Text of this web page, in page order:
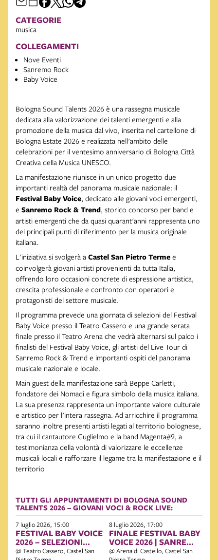
CATEGORIE
musica
COLLEGAMENTI
Nove Eventi
Sanremo Rock
Baby Voice
Bologna Sound Talents 2026 è una rassegna musicale
dedicata alla valorizzazione dei talenti emergenti e alla
promozione della musica dal vivo, inserita nel cartellone di
Bologna Estate 2026 e realizzata nell'ambito delle
celebrazioni per il ventesimo anniversario di Bologna Città
Creativa della Musica UNESCO.
La manifestazione riunisce in un unico progetto due
importanti realtà del panorama musicale nazionale: il
Festival Baby Voice, dedicato alle giovani voci emergenti,
e Sanremo Rock & Trend, storico concorso per band e
artisti emergenti che da quasi quarant'anni rappresenta uno
dei principali punti di riferimento per la musica originale
italiana.
L'iniziativa si svolgerà a Castel San Pietro Terme e
coinvolgerà giovani artisti provenienti da tutta Italia,
offrendo loro occasioni concrete di espressione artistica,
crescita professionale e confronto con operatori e
protagonisti del settore musicale.
Il programma prevede una giornata di selezioni del Festival
Baby Voice presso il Teatro Cassero e una grande serata
finale presso il Teatro Arena che vedrà alternarsi sul palco i
finalisti del Festival Baby Voice, gli artisti del Live Tour di
Sanremo Rock & Trend e importanti ospiti del panorama
musicale nazionale e locale.
Main guest della manifestazione sarà Beppe Carletti,
fondatore dei Nomadi e figura simbolo della musica italiana.
La sua presenza rappresenta un importante valore culturale
e artistico per l'intera rassegna. Ad arricchire il programma
saranno inoltre presenti artisti legati al territorio bolognese,
tra cui il cantautore Guglielmo e la band Magenta#9, a
testimonianza della volontà di valorizzare le eccellenze
musicali locali e rafforzare il legame tra la manifestazione e il
territorio
TUTTI GLI APPUNTAMENTI DI BOLOGNA SOUND
TALENTS 2026 – GIOVANI VOCI & ROCK LIVE:
7 luglio 2026, 15:00
FESTIVAL BABY VOICE
2026 – SELEZIONI
UFFICIALI
@ Teatro Cassero, Castel San
8 luglio 2026, 17:00
FINALE FESTIVAL BABY
VOICE 2026 | SANREMO
ROCK & TREND LIVE
@ Arena di Castello, Castel San